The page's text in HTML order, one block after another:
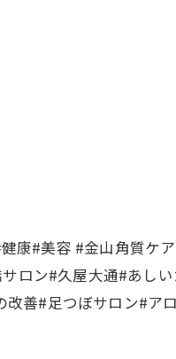
康#美容 #金山角質ケ
ロン#久屋大通#あし
善#足つぼサロン#ア